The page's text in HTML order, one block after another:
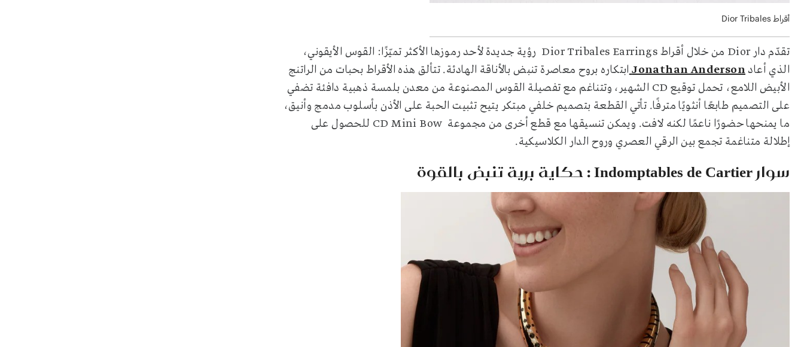
أقراط Dior Tribales
تقدّم دار Dior من خلال أقراط Dior Tribales Earrings رؤية جديدة لأحد رموزها الأكثر تميّزًا: القوس الأيقوني،
الذي أعادJonathan Andersonابتكاره بروح معاصرة تنبض بالأناقة الهادئة. تتألق هذه الأقراط بحبات من الراتنج
الأبيض اللامع، تحمل توقيع CD الشهير، وتتناغم مع تفصيلة القوس المصنوعة من معدن بلمسة ذهبية دافئة تضفي
على التصميم طابعًا أنثويًا مترفًا. تأتي القطعة بتصميم خلفي مبتكر يتيح تثبيت الحبة على الأذن بأسلوب مدمج وأنيق،
ما يمنحها حضورًا ناعمًا لكنه لافت. ويمكن تنسيقها مع قطع أخرى من مجموعة CD Mini Bow للحصول على
إطلالة متناغمة تجمع بين الرقي العصري وروح الدار الكلاسيكية.
سوار Indomptables de Cartier : حكاية برية تنبض بالقوة